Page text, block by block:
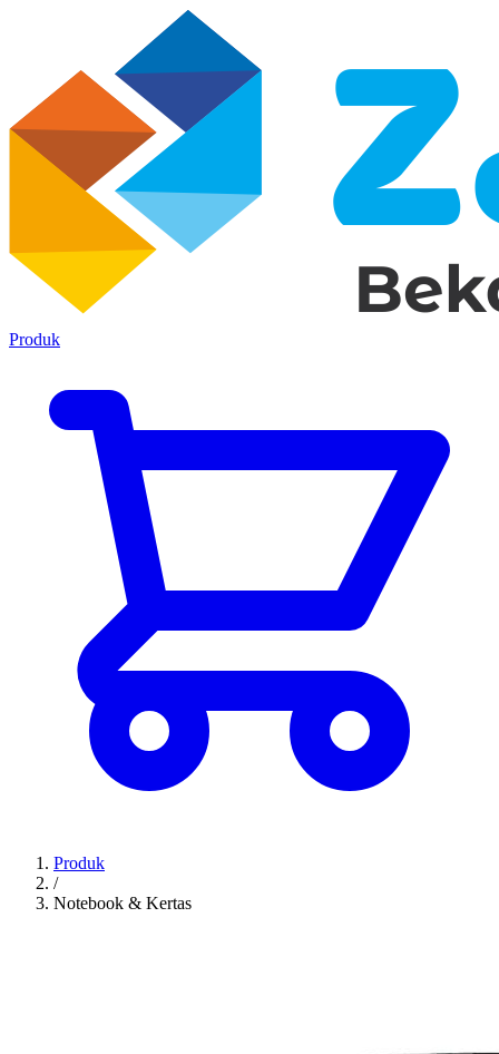
Produk
Produk
/
Notebook & Kertas